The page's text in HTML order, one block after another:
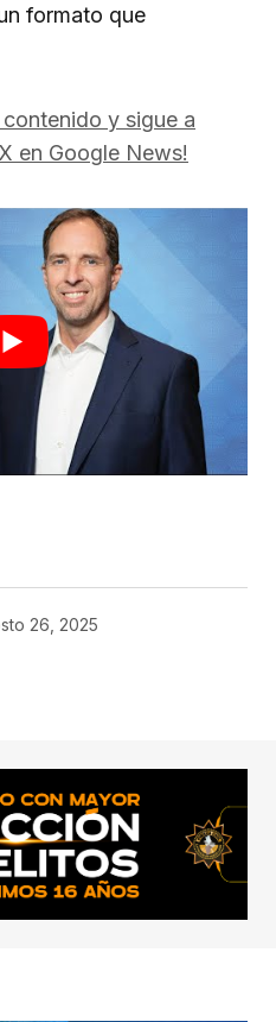
formato que
y sigue a
en Google News!
26, 2025
conectado